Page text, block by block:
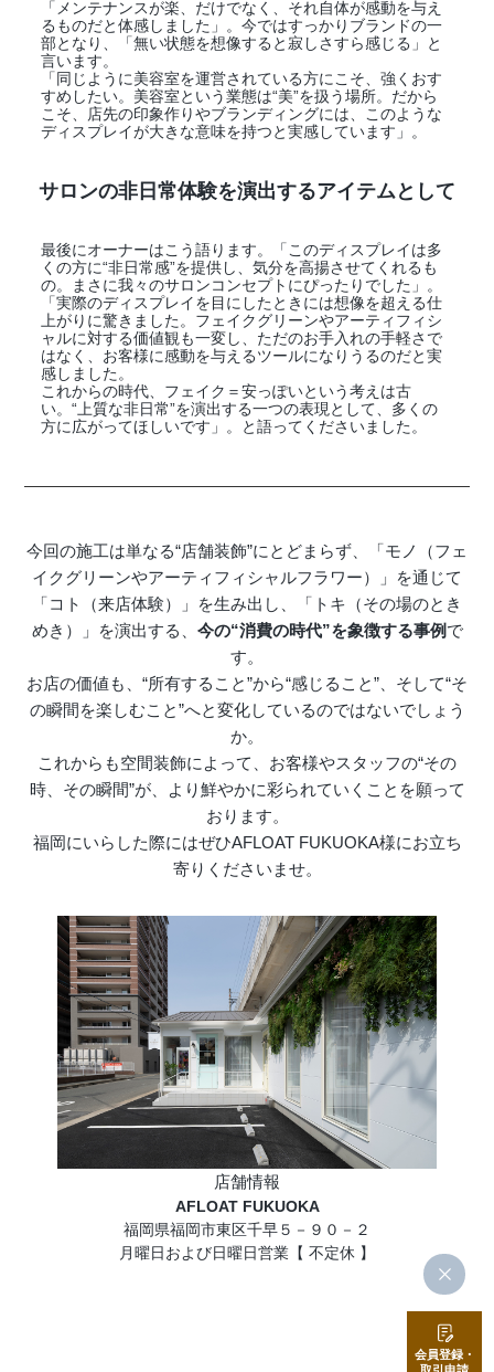
「メンテナンスが楽、だけでなく、それ自体が感動を与え
るものだと体感しました」。今ではすっかりブランドの一
部となり、「無い状態を想像すると寂しさすら感じる」と
言います。
「同じように美容室を運営されている方にこそ、強くおす
すめしたい。美容室という業態は“美”を扱う場所。だから
こそ、店先の印象作りやブランディングには、このような
ディスプレイが大きな意味を持つと実感しています」。
サロンの非日常体験を演出するアイテムとして
最後にオーナーはこう語ります。「このディスプレイは多
くの方に“非日常感”を提供し、気分を高揚させてくれるも
の。まさに我々のサロンコンセプトにぴったりでした」。
「実際のディスプレイを目にしたときには想像を超える仕
上がりに驚きました。フェイクグリーンやアーティフィシ
ャルに対する価値観も一変し、ただのお手入れの手軽さで
はなく、お客様に感動を与えるツールになりうるのだと実
感しました。
これからの時代、フェイク＝安っぽいという考えは古
い。“上質な非日常”を演出する一つの表現として、多くの
方に広がってほしいです」。と語ってくださいました。
今回の施工は単なる“店舗装飾”にとどまらず、「モノ（フェ
イクグリーンやアーティフィシャルフラワー）」を通じて
「コト（来店体験）」を生み出し、「トキ（その場のとき
めき）」を演出する、 今の“消費の時代”を象徴する事例で
す。
お店の価値も、“所有すること”から“感じること”、そして“そ
の瞬間を楽しむこと”へと変化しているのではないでしょう
か。
これからも空間装飾によって、お客様やスタッフの“その
時、その瞬間”が、より鮮やかに彩られていくことを願って
おります。
福岡にいらした際にはぜひAFLOAT FUKUOKA様にお立ち
寄りくださいませ。
店舗情報
AFLOAT FUKUOKA
福岡県福岡市東区千早５－９０－２
月曜日および日曜日営業【 不定休 】
会員登録・